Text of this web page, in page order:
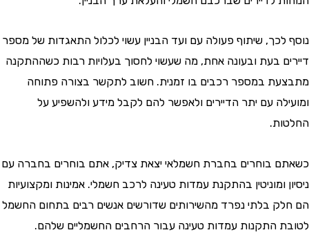
שיתוף פעולה עם ועד הבניין עשוי לכלול התאגדות של מספר
בעת ובעונה אחת, מה שעשוי לחסוך בעלויות רבות כשההתקנה
במספר רכבים בו זמנית. חשוב לתקשר בצורה פתוחה
עם יתר הדיירים ולאפשר להם לקבל מידע ולהשפיע על
בוחרים בחברת חשמלאי יצאת צדיק, אתם בוחרים בחברה עם
ומוניטין בהתקנת עמדות טעינה לרכב חשמלי. אמינות ומקצועיות
בלתי נפרד מהשירותים שדורשים אנשים רבים בתחום החשמל
התקנות עמדות טעינה עבור הרחבים החשמליים שלהם.